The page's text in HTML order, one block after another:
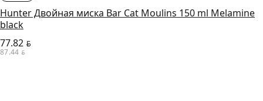
Hunter Двойная миска Bar Cat Moulins 150 ml Melamine
black
77.82 BYN
87.44 BYN